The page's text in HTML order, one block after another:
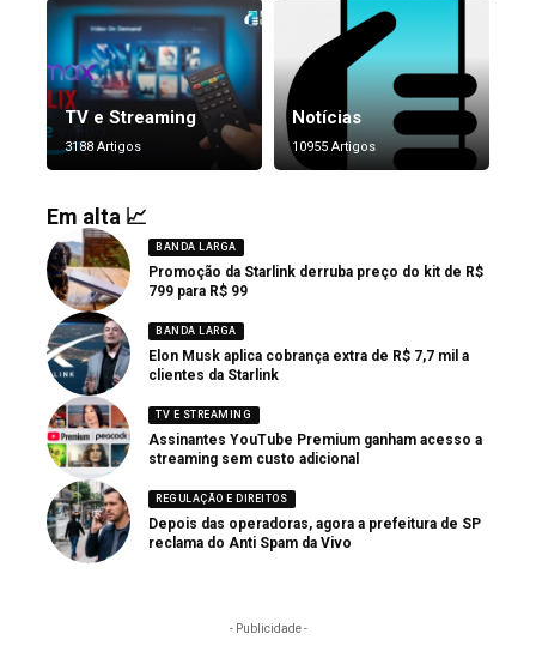
TV e Streaming
3188 Artigos
Notícias
10955 Artigos
Em alta 📈
BANDA LARGA
Promoção da Starlink derruba preço do kit de R$
799 para R$ 99
BANDA LARGA
Elon Musk aplica cobrança extra de R$ 7,7 mil a
clientes da Starlink
TV E STREAMING
Assinantes YouTube Premium ganham acesso a
streaming sem custo adicional
REGULAÇÃO E DIREITOS
Depois das operadoras, agora a prefeitura de SP
reclama do Anti Spam da Vivo
- Publicidade -